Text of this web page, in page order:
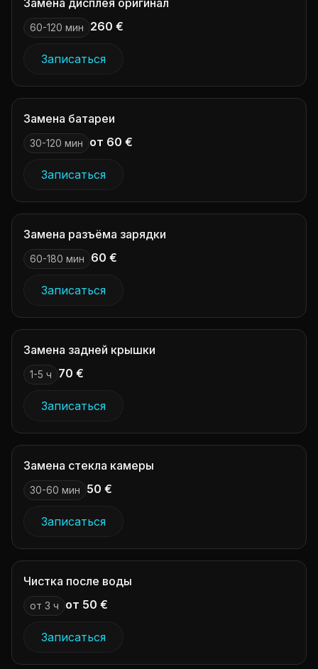
Замена дисплея оригинал
60-120 мин 260 €
Записаться
Замена батареи
30-120 мин от 60 €
Записаться
Замена разъёма зарядки
60-180 мин 60 €
Записаться
Замена задней крышки
1-5 ч 70 €
Записаться
Замена стекла камеры
30-60 мин 50 €
Записаться
Чистка после воды
от 3 ч от 50 €
Записаться